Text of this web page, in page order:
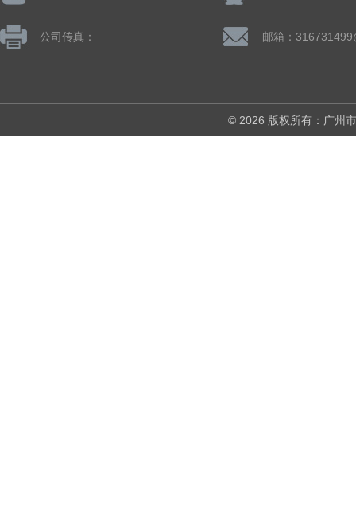
公司传真： 邮箱：
© 2026 版权所有：广州